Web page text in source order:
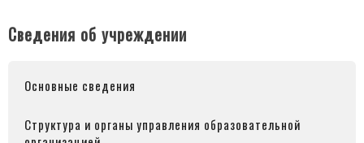
Сведения об учреждении
Основные сведения
Структура и органы управления образовательной